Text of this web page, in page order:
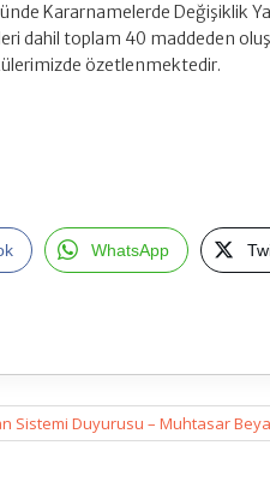
Kararnamelerde Değişiklik
dahil toplam 40 maddeden
özetlenmektedir.
WhatsApp
Sistemi Duyurusu – Muhtasar